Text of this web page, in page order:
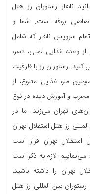
ناهار رستوران رز هتل
بوفه است. شما و
تمام سرویس ناهار که شامل
از وعده غذایی اصلی، دسر،
کنید. رستوران رز با ظرفیت
منو غذایی متنوع، از
مجرب و آموزش دیده در نوع
تهران می‌زند. ما در
رز هتل استقلال تهران
تهران قرار است
لازم به ذکر است
تهران را داشته باشید،
بین المللی رز هتل